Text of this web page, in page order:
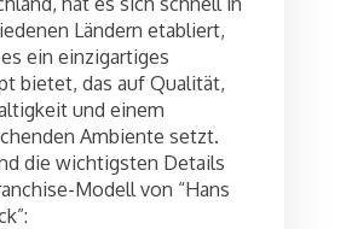
Ländern etabliert,
ein einzigartiges
bietet, das auf Qualität,
und einem
Ambiente setzt.
die wichtigsten Details
Modell von “Hans